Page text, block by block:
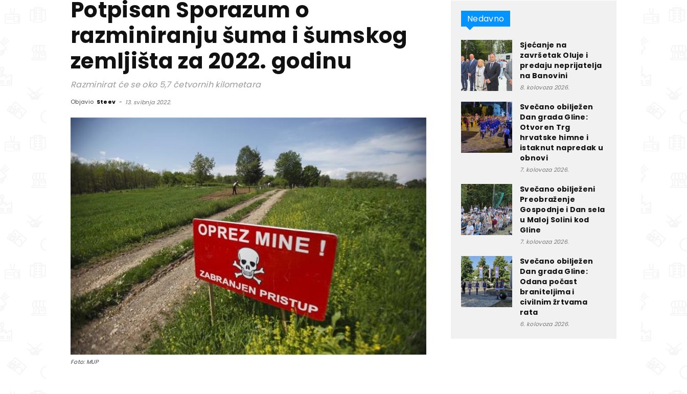
Potpisan Sporazum o
razminiranju šuma i šumskog
zemljišta za 2022. godinu
Razminirat će se oko 5,7 četvornih kilometara
Objavio Steev - 13. svibnja 2022.
Foto: MUP
Nedavno
Sjećanje na
završetak Oluje i
predaju neprijatelja
na Banovini
8. kolovoza 2026.
Svečano obilježen
Dan grada Gline:
Otvoren Trg
hrvatske himne i
istaknut napredak u
obnovi
7. kolovoza 2026.
Svečano obilježeni
Preobraženje
Gospodnje i Dan sela
u Maloj Solini kod
Gline
7. kolovoza 2026.
Svečano obilježen
Dan grada Gline:
Odana počast
braniteljima i
civilnim žrtvama
rata
6. kolovoza 2026.